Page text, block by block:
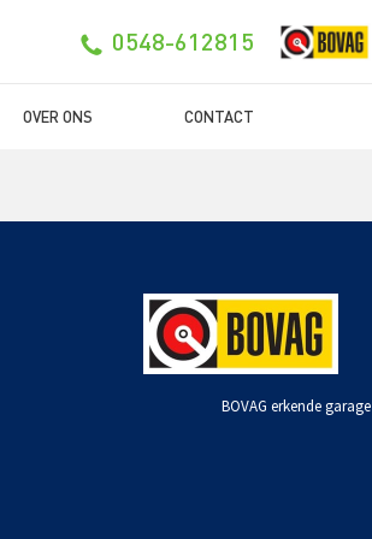
0548-612815
OVER ONS CONTACT
BOVAG erkende garage